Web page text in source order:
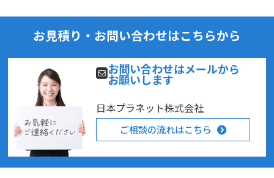
お見積り・お問い合わせはこちらから
お問い合わせはメールから
お願いします
日本プラネット株式会社
ご相談の流れはこちら